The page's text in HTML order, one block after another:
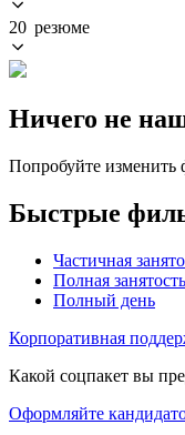
20 резюме
Ничего не
Попробуйте
Быстрые
Частичная
Полная занятость
Полный день
Корпоративная
Какой соцпакет вы
Оформляйте